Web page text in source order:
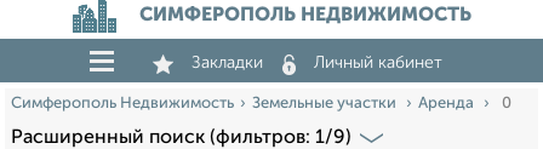
СИМФЕРОПОЛЬ НЕДВИЖИМОСТЬ
Закладки Личный кабинет
Симферополь Недвижимость Земельные участки Аренда 0
Расширенный поиск (фильтров: 1/9)